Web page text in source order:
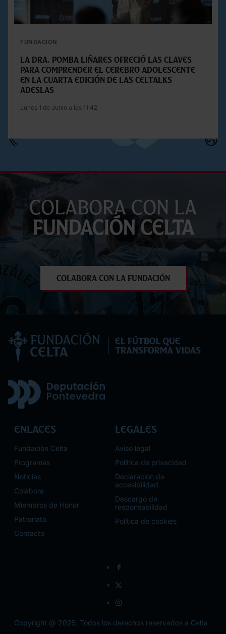
FUNDACIÓN
La Dra. Pomba Liñares ofreció las claves
para comprender el cerebro adolescente
en la cuarta edición de las Celtalks
Adeslas
Lunes 1 de Junio a las 11:42
Colabora con la
Fundación Celta
Colabora con la Fundación
Enlaces
Fundación Celta
Programas
Noticias
Colabora
Miembros de Honor
Patronato
Contacto
Legales
Aviso legal
Política de privacidad
Declaración de
accesibilidad
Descargo de
responsabilidad
Política de cookies
Copyright @ 2025. Todos los derechos reservados a Celta